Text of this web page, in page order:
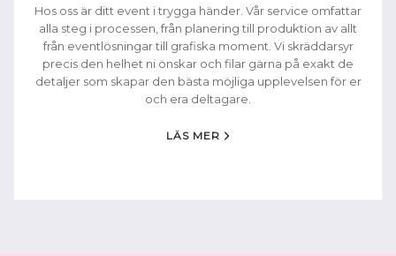
Hos oss är ditt event i trygga händer. Vår service omfattar
alla steg i processen, från planering till produktion av allt
från eventlösningar till grafiska moment. Vi skräddarsyr
precis den helhet ni önskar och filar gärna på exakt de
detaljer som skapar den bästa möjliga upplevelsen för er
och era deltagare.
LÄS MER